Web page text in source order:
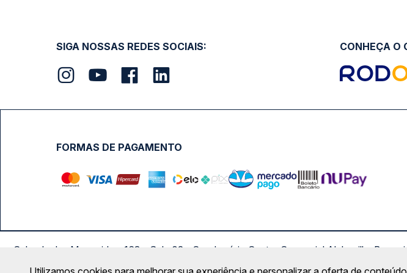
SIGA NOSSAS REDES SOCIAIS: CONHEÇA O
FORMAS DE PAGAMENTO
Calçada das Margaridas, 163 - Sala 02 - Condomínio Centro Comercial Alphaville,
Copyright 2026 ©